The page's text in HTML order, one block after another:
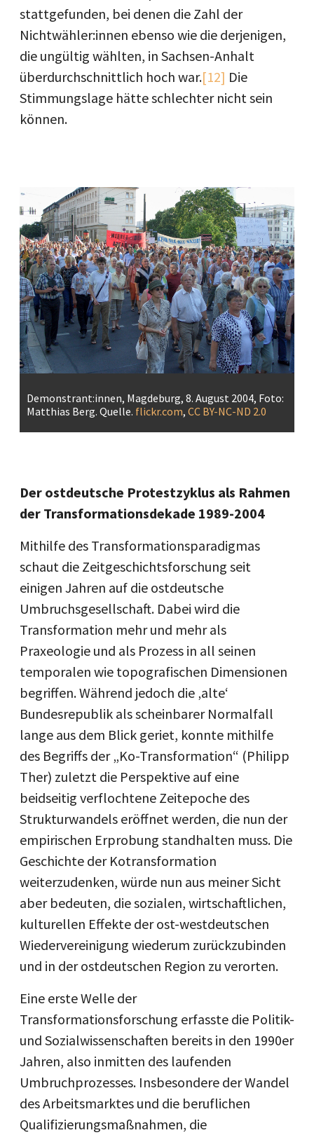
stattgefunden, bei denen die Zahl der
Nichtwähler:innen ebenso wie die derjenigen,
die ungültig wählten, in Sachsen-Anhalt
überdurchschnittlich hoch war.[12] Die
Stimmungslage hätte schlechter nicht sein
können.
Demonstrant:innen, Magdeburg, 8. August 2004, Foto:
Matthias Berg. Quelle. flickr.com, CC BY-NC-ND 2.0
Der ostdeutsche Protestzyklus als Rahmen
der Transformationsdekade 1989-2004
Mithilfe des Transformationsparadigmas
schaut die Zeitgeschichtsforschung seit
einigen Jahren auf die ostdeutsche
Umbruchsgesellschaft. Dabei wird die
Transformation mehr und mehr als
Praxeologie und als Prozess in all seinen
temporalen wie topografischen Dimensionen
begriffen. Während jedoch die ‚alte‘
Bundesrepublik als scheinbarer Normalfall
lange aus dem Blick geriet, konnte mithilfe
des Begriffs der „Ko-Transformation“ (Philipp
Ther) zuletzt die Perspektive auf eine
beidseitig verflochtene Zeitepoche des
Strukturwandels eröffnet werden, die nun der
empirischen Erprobung standhalten muss. Die
Geschichte der Kotransformation
weiterzudenken, würde nun aus meiner Sicht
aber bedeuten, die sozialen, wirtschaftlichen,
kulturellen Effekte der ost-westdeutschen
Wiedervereinigung wiederum zurückzubinden
und in der ostdeutschen Region zu verorten.
Eine erste Welle der
Transformationsforschung erfasste die Politik-
und Sozialwissenschaften bereits in den 1990er
Jahren, also inmitten des laufenden
Umbruchprozesses. Insbesondere der Wandel
des Arbeitsmarktes und die beruflichen
Qualifizierungsmaßnahmen, die